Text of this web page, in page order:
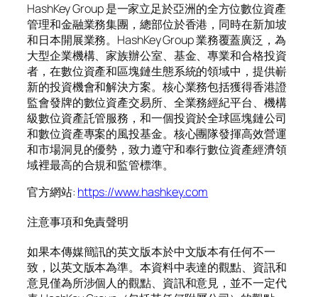
HashKey Group 是一家立足於亞洲的全方位數位資產
管理和金融業務集團，總部位於香港，同時在新加坡
和日本開展業務。HashKey Group 業務覆蓋廣泛，為
大型企業機構、家族辦公室、基金、專業和合格投資
者，在數位資產和區塊鏈生態系統的領域中，提供嶄
新的投資機會和解決方案。核心業務包括獲得香港證
監會發牌的數位資產交易所、全業務經紀平台、機構
級數位資產託管服務，和一個投資於全球區塊鏈公司
和數位資產專案的風投基金。核心團隊發揮高效營運
和市場洞見的優勢，致力遵守和奉行數位資產經濟領
域裡最高的合規和監管標準。
官方網站: https://www.hashkey.com
注意事項和免責聲明
如果本傳媒簡訊的英文版本於中文版本有任何不一
致，以英文版本為準。本資料中表達的觀點、資訊和
意見僅為所涉個人的觀點、資訊和意見，並不一定代